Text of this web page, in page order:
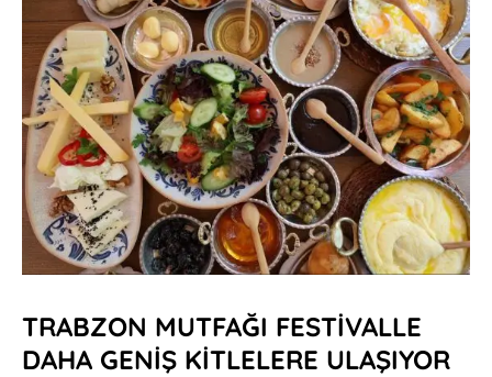
TRABZON MUTFAĞI FESTİVALLE
DAHA GENİŞ KİTLELERE ULAŞIYOR